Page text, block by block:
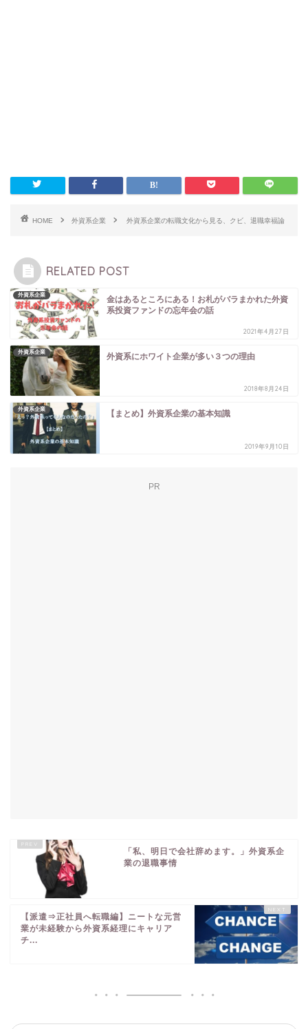
HOME 外資系企業 外資系企業の転職文化から見る、クビ、退職幸福論
RELATED POST
外資系企業
金はあるところにある！お札がバラまかれた外資
系投資ファンドの忘年会の話
2021年4月27日
外資系企業 外資系にホワイト企業が多い３つの理由
2018年8月24日
外資系企業 【まとめ】外資系企業の基本知識
2019年9月10日
PR
「私、明日で会社辞めます。」外資系企
業の退職事情
【派遣⇒正社員へ転職編】ニートな元営
業が未経験から外資系経理にキャリア
チ...